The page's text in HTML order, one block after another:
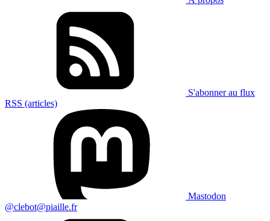
S'abonner au flux
RSS (articles)
Mastodon
@clebot@piaille.fr